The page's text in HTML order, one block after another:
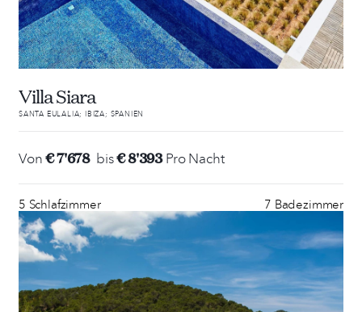
Villa Siara
SANTA EULALIA; IBIZA; SPANIEN
Von€ 7'678 bis€ 8'393Pro Nacht
5 Schlafzimmer 7 Badezimmer